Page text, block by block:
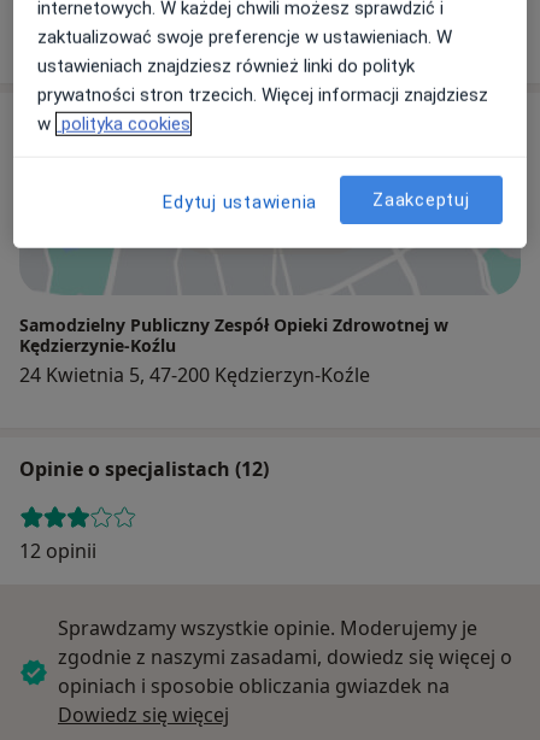
Adres
Powiększ mapę
Samodzielny Publiczny Zespół Opieki Zdrowotnej w
Kędzierzynie-Koźlu
24 Kwietnia 5, 47-200 Kędzierzyn-Koźle
Opinie o specjalistach (12)
12 opinii
Sprawdzamy wszystkie opinie. Moderujemy je
zgodnie z naszymi zasadami, dowiedz się więcej o
opiniach i sposobie obliczania gwiazdek na
Dowiedz się więcej
internetowych. W każdej chwili możesz sprawdzić i
zaktualizować swoje preferencje w ustawieniach. W
ustawieniach znajdziesz również linki do polityk
prywatności stron trzecich. Więcej informacji znajdziesz
w polityka cookies
Edytuj ustawienia Zaakceptuj